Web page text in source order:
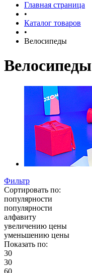
Главная страница
•
Каталог товаров
•
Велосипеды
Велосипеды
Фильтр
Сортировать по:
популярности
популярности
алфавиту
увеличению цены
уменьшению цены
Показать по:
30
30
60